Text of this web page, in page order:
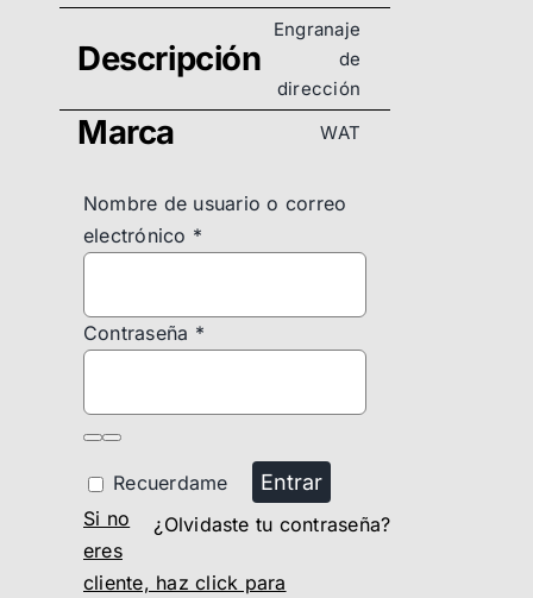
Descripción
Engranaje
de
dirección
Marca WAT
Nombre de usuario o correo
electrónico *
Contraseña *
Recuerdame Entrar
¿Olvidaste tu contraseña?
Si no
eres
cliente, haz click para